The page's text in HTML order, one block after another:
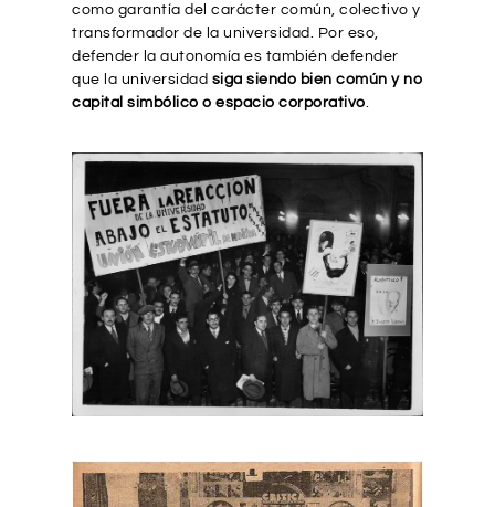
como garantía del carácter común, colectivo y
transformador de la universidad. Por eso,
defender la autonomía es también defender
que la universidad siga siendo bien común y no
capital simbólico o espacio corporativo